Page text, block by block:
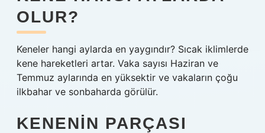
OLUR?
Keneler hangi aylarda en yaygındır? Sıcak iklimlerde
kene hareketleri artar. Vaka sayısı Haziran ve
Temmuz aylarında en yüksektir ve vakaların çoğu
ilkbahar ve sonbaharda görülür.
KENENIN PARÇASI